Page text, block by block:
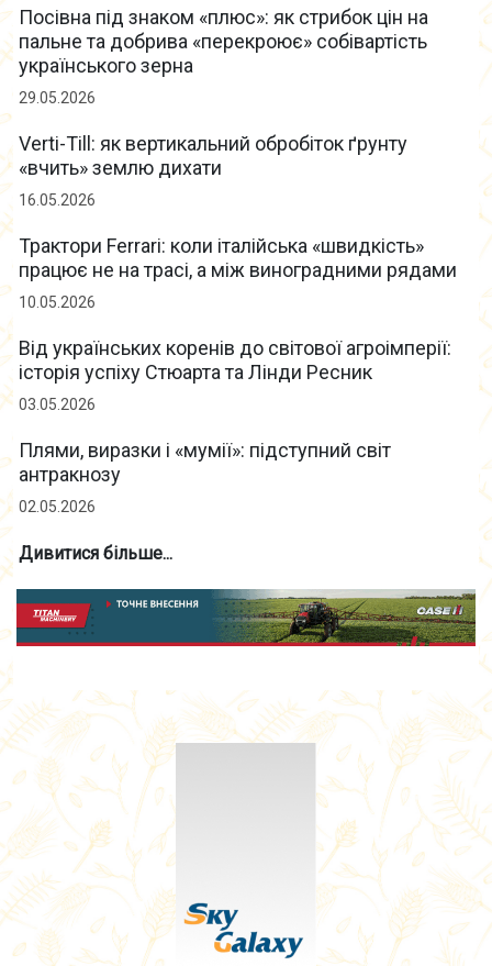
Посівна під знаком «плюс»: як стрибок цін на
пальне та добрива «перекроює» собівартість
українського зерна
29.05.2026
Verti-Till: як вертикальний обробіток ґрунту
«вчить» землю дихати
16.05.2026
Трактори Ferrari: коли італійська «швидкість»
працює не на трасі, а між виноградними рядами
10.05.2026
Від українських коренів до світової агроімперії:
історія успіху Стюарта та Лінди Ресник
03.05.2026
Плями, виразки і «мумії»: підступний світ
антракнозу
02.05.2026
Дивитися більше...